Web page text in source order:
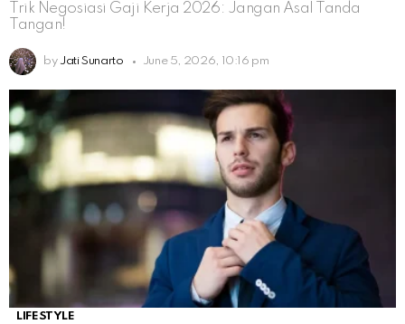
Trik Negosiasi Gaji Kerja 2026: Jangan Asal Tanda
Tangan!
by Jati Sunarto June 5, 2026, 10:16 pm
LIFESTYLE